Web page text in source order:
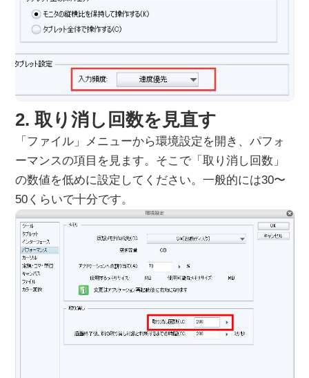
2. 取り消し回数を見直す
「ファイル」メニューから環境設定を開き、パフォ
ーマンスの項目を見ます。そこで「取り消し回数」
の数値を低めに設定してください。一般的には30〜
50くらいで十分です。